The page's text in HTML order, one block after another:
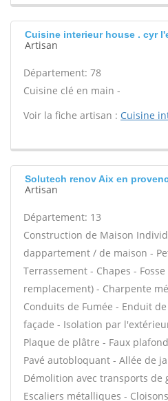
Cuisine interieur house . cyr
Artisan
Département: 78
Cuisine clé en main -
Voir la fiche artisan : Cuisine
Solutech renov Aix en
Artisan
Département: 13
Construction de Maison
dappartement / de maison -
Terrassement - Chapes -
remplacement) - Charpente
Conduits de Fumée - Enduit
façade - Isolation par
Plaque de plâtre - Faux
Pavé autobloquant - Allée de
Démolition avec transports de
Escaliers métalliques -